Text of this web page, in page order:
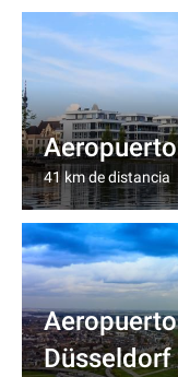
41 km de distancia
Düsseldorf